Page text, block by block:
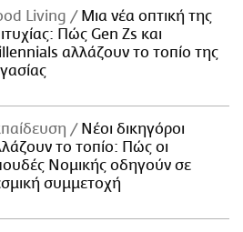
Living
Μια νέα οπτική της
Πώς Gen Zs και
αλλάζουν το τοπίο της
Νέοι δικηγόροι
το τοπίο: Πώς οι
Νομικής οδηγούν σε
συμμετοχή